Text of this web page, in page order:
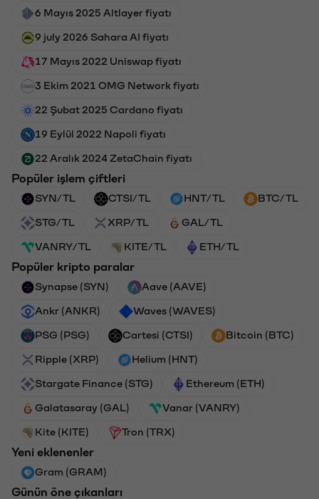
6 Mayıs 2025 Altlayer fiyatı
9 july 2026 Sahara AI fiyatı
17 Mayıs 2022 Uniswap fiyatı
3 Ekim 2021 OMG Network fiyatı
22 Şubat 2025 Cardano fiyatı
19 Eylül 2022 Napoli fiyatı
22 Aralık 2024 ZetaChain fiyatı
Popüler işlem çiftleri
SYN/TL CTSI/TL HNT/TL BTC/TL
STG/TL XRP/TL GAL/TL
VANRY/TL KITE/TL ETH/TL
Popüler kripto paralar
Synapse (SYN) Aave (AAVE)
Ankr (ANKR) Waves (WAVES)
PSG (PSG) Cartesi (CTSI) Bitcoin (BTC)
Ripple (XRP) Helium (HNT)
Stargate Finance (STG) Ethereum (ETH)
Galatasaray (GAL) Vanar (VANRY)
Kite (KITE) Tron (TRX)
Yeni eklenenler
Gram (GRAM)
Günün öne çıkanları